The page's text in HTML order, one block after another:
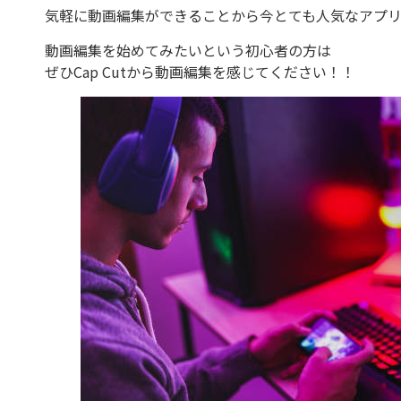
気軽に動画編集ができることから今とても人気なアプ
動画編集を始めてみたいという初心者の方は
ぜひCap Cutから動画編集を感じてください！！